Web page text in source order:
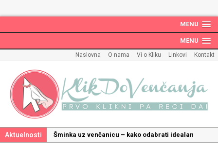
MENU
MENU
Naslovna O nama Vi o Kliku Linkovi Kontakt
Aktuelnosti
Šminka uz venčanicu – kako odabrati idealan